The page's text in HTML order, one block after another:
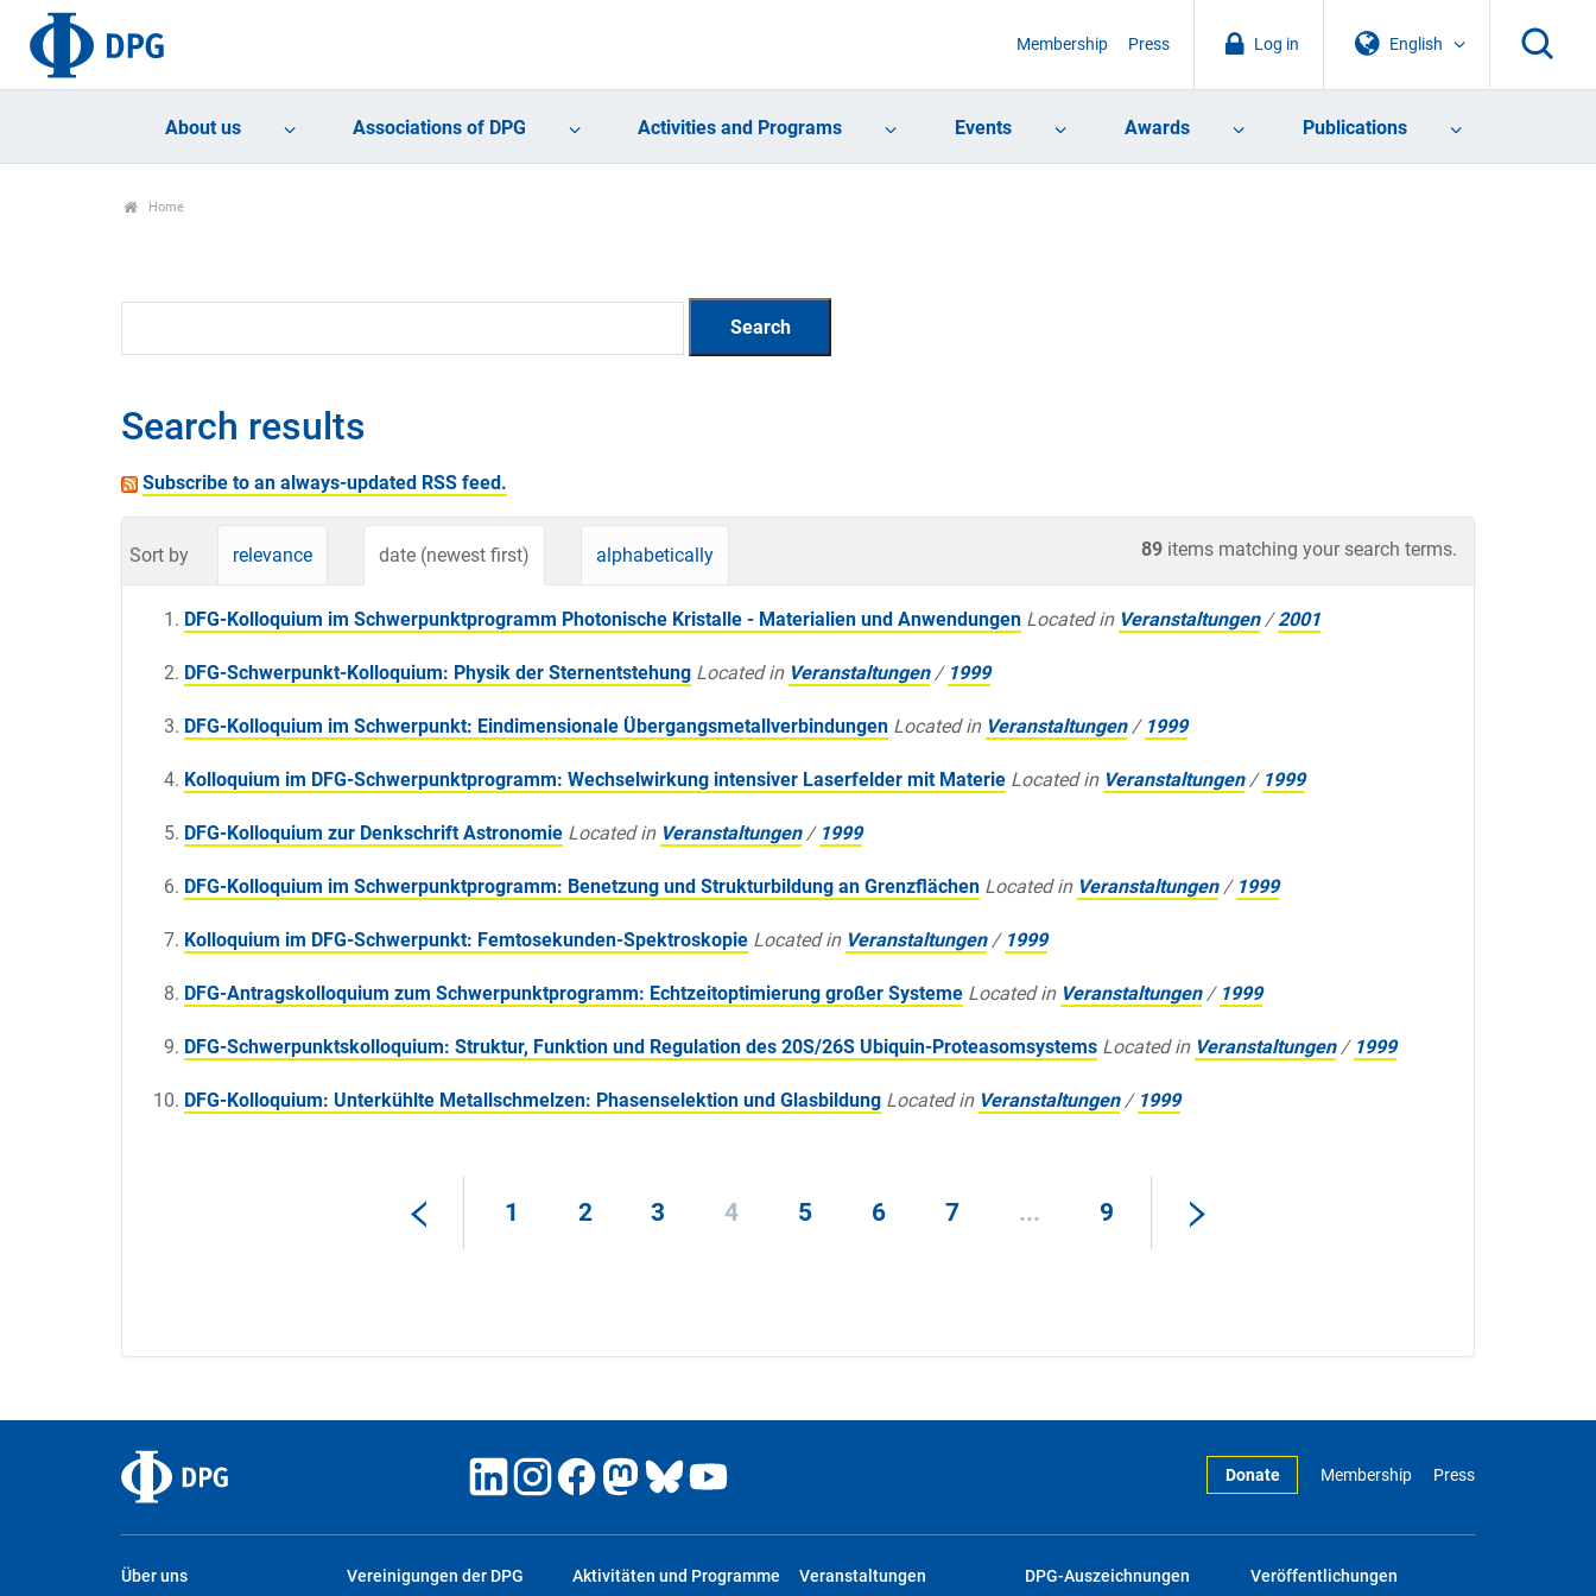
English
Log in
Membership Press
About us Associations of DPG Activities and Programs Events Awards Publications
Home
Search results
Subscribe to an always-updated RSS feed.
89 items matching your search terms.
Sort by relevance date (newest first) alphabetically
DFG-Kolloquium im Schwerpunktprogramm Photonische Kristalle - Materialien und Anwendungen Located in Veranstaltungen /2001
DFG-Schwerpunkt-Kolloquium: Physik der Sternentstehung Located in Veranstaltungen / 1999
DFG-Kolloquium im Schwerpunkt: Eindimensionale Übergangsmetallverbindungen Located in Veranstaltungen / 1999
Kolloquium im DFG-Schwerpunktprogramm: Wechselwirkung intensiver Laserfelder mit Materie Located in Veranstaltungen / 1999
DFG-Kolloquium zur Denkschrift Astronomie Located in Veranstaltungen / 1999
DFG-Kolloquium im Schwerpunktprogramm: Benetzung und Strukturbildung an Grenzflächen Located in Veranstaltungen / 1999
Kolloquium im DFG-Schwerpunkt: Femtosekunden-Spektroskopie Located in Veranstaltungen / 1999
DFG-Antragskolloquium zum Schwerpunktprogramm: Echtzeitoptimierung großer Systeme Located in Veranstaltungen / 1999
DFG-Schwerpunktskolloquium: Struktur, Funktion und Regulation des 20S/26S Ubiquin-Proteasomsystems Located in Veranstaltungen / 1999
DFG-Kolloquium: Unterkühlte Metallschmelzen: Phasenselektion und Glasbildung Located in Veranstaltungen / 1999
1 2 3 4 5 6 7 ... 9
Donate Membership Press
Über uns Vereinigungen der DPG Aktivitäten und Programme Veranstaltungen DPG-Auszeichnungen Veröffentlichungen